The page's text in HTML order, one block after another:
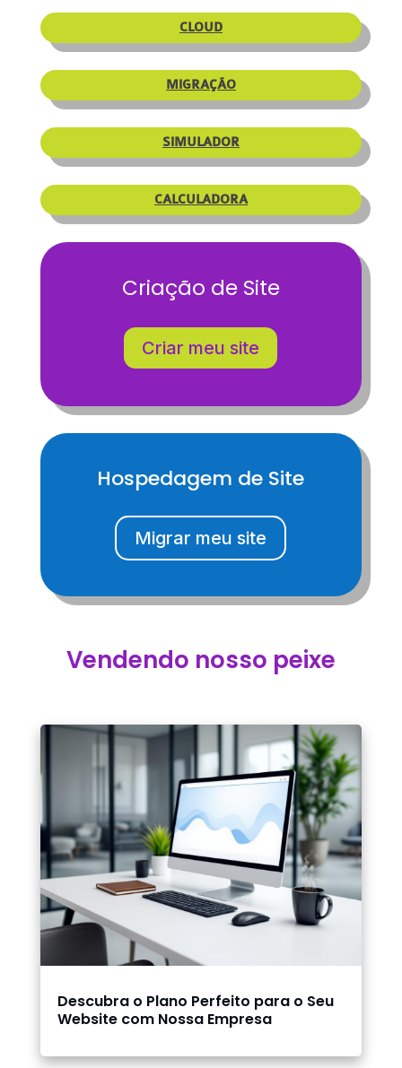
CLOUD
MIGRAÇÃO
SIMULADOR
CALCULADORA
Criação de Site
Criar meu site
Hospedagem de Site
Migrar meu site
Vendendo nosso peixe
Descubra o Plano Perfeito para o Seu
Website com Nossa Empresa